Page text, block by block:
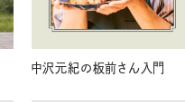
中沢元紀の板前さん入門